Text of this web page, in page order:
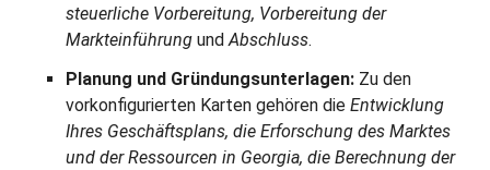
steuerliche Vorbereitung, Vorbereitung der
Markteinführung undAbschluss.
Planung und Gründungsunterlagen: Zu den
vorkonfigurierten Karten gehören die Entwicklung
Ihres Geschäftsplans, die Erforschung des Marktes
und der Ressourcen in Georgia, die Berechnung der